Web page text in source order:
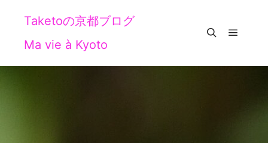
Taketoの京都ブログ
Ma vie à Kyoto